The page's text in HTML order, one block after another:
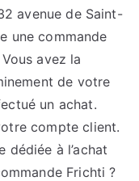
avenue de Saint-
une commande
avez la
de votre
un achat.
compte client.
dédiée à l’achat
Frichti ?